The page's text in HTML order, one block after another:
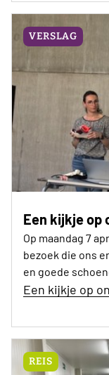
VERSLAG
Een kijkje op
Op maandag 7
bezoek die ons
en goede
Een kijkje op
REIS